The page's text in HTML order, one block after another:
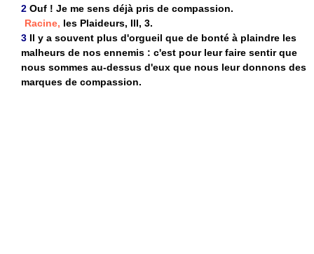
2 Ouf ! Je me sens déjà pris de compassion.
Racine, les Plaideurs, III, 3.
3 Il y a souvent plus d'orgueil que de bonté à plaindre les
malheurs de nos ennemis : c'est pour leur faire sentir que
nous sommes au-dessus d'eux que nous leur donnons des
marques de compassion.